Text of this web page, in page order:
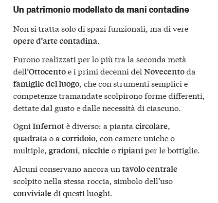
Un patrimonio modellato da mani contadine
Non si tratta solo di spazi funzionali, ma di vere
opere d’arte contadina.
Furono realizzati per lo più tra la seconda metà
dell’Ottocentoe i primi decenni del Novecentoda
famiglie del luogo , che con strumenti semplici e
competenze tramandate scolpirono forme differenti,
dettate dal gusto e dalle necessità di ciascuno.
Ogni Infernotè diverso: a pianta circolare,
quadratao a corridoio, con camere uniche o
multiple, gradoni, nicchie oripianiper le bottiglie.
Alcuni conservano ancora un tavolo centrale
scolpito nella stessa roccia, simbolo dell’uso
conviviale di questi luoghi.